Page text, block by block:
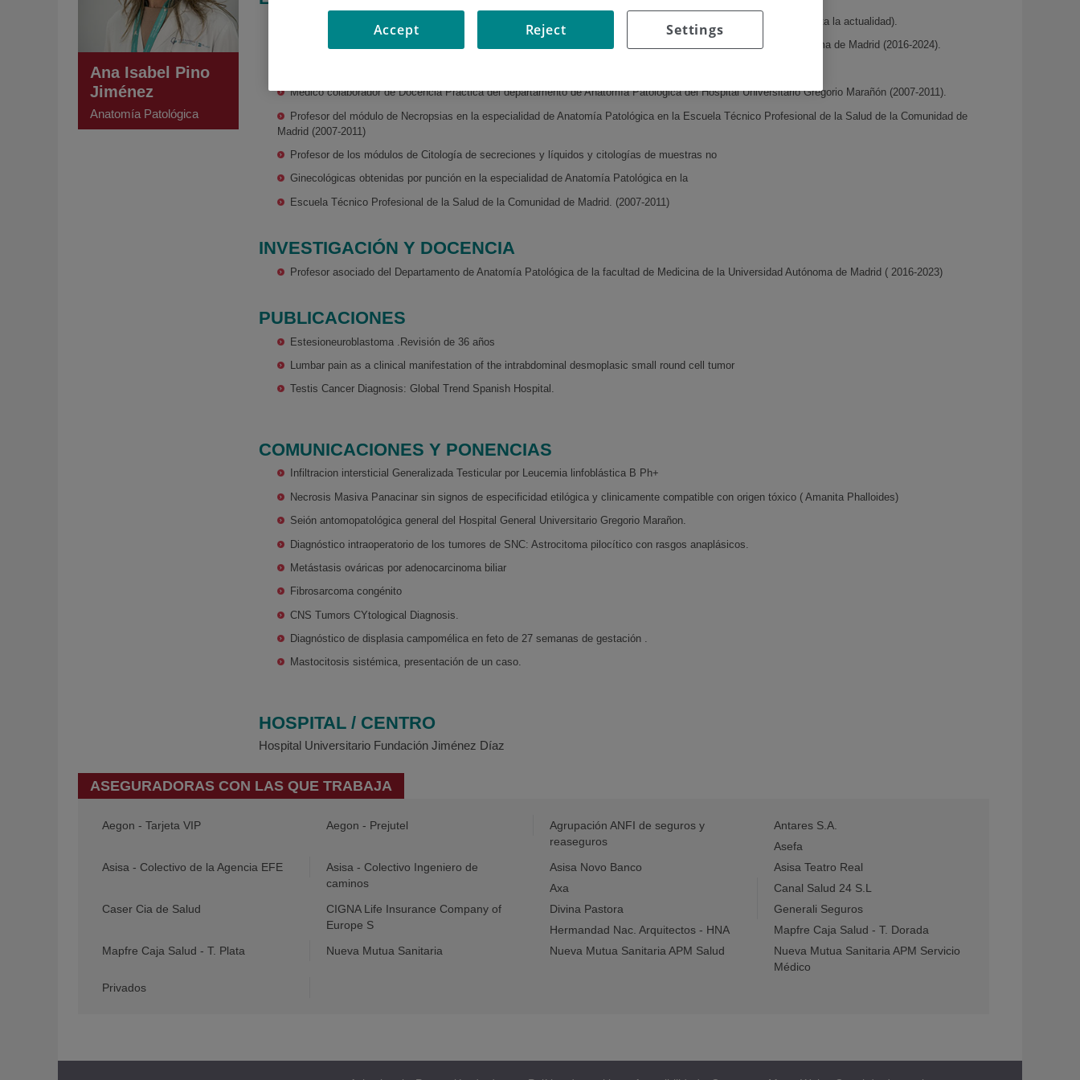
Ana Isabel Pino
Jiménez
Anatomía Patológica
Médico adjunto del servicio de Anatomía Patológica del Hospital Universitario Fundación Jiménez Díaz ( 2011 hasta la actualidad).
Profesor asociado del departamento de Anatomía Patológica de la facultad de Medicina de la Universidad Autónoma de Madrid (2016-2024).
Médico colaborador de Docencia Práctica del departamento de Anatomía Patológica del Hospital Universitario Gregorio Marañón (2007-2011).
Profesor del módulo de Necropsias en la especialidad de Anatomía Patológica en la Escuela Técnico Profesional de la Salud de la Comunidad de
Madrid (2007-2011)
Profesor de los módulos de Citología de secreciones y líquidos y citologías de muestras no
Ginecológicas obtenidas por punción en la especialidad de Anatomía Patológica en la
Escuela Técnico Profesional de la Salud de la Comunidad de Madrid. (2007-2011)
INVESTIGACIÓN Y DOCENCIA
Profesor asociado del Departamento de Anatomía Patológica de la facultad de Medicina de la Universidad Autónoma de Madrid ( 2016-2023)
PUBLICACIONES
Estesioneuroblastoma .Revisión de 36 años
Lumbar pain as a clinical manifestation of the intrabdominal desmoplasic small round cell tumor
Testis Cancer Diagnosis: Global Trend Spanish Hospital.
COMUNICACIONES Y PONENCIAS
Infiltracion intersticial Generalizada Testicular por Leucemia linfoblástica B Ph+
Necrosis Masiva Panacinar sin signos de especificidad etilógica y clinicamente compatible con origen tóxico ( Amanita Phalloides)
Seión antomopatológica general del Hospital General Universitario Gregorio Marañon.
Diagnóstico intraoperatorio de los tumores de SNC: Astrocitoma pilocítico con rasgos anaplásicos.
Metástasis ováricas por adenocarcinoma biliar
Fibrosarcoma congénito
CNS Tumors CYtological Diagnosis.
Diagnóstico de displasia campomélica en feto de 27 semanas de gestación .
Mastocitosis sistémica, presentación de un caso.
HOSPITAL / CENTRO
Hospital Universitario Fundación Jiménez Díaz
ASEGURADORAS CON LAS QUE TRABAJA
Aegon - Tarjeta VIP Aegon - Prejutel
Agrupación ANFI de seguros y
reaseguros
Antares S.A.
Asefa
Asisa - Colectivo de la Agencia EFE
Asisa - Colectivo Ingeniero de
caminos
Asisa Novo Banco
Asisa Teatro Real
Axa
Canal Salud 24 S.L
Caser Cia de Salud
CIGNA Life Insurance Company of
Europe S
Divina Pastora
Generali Seguros
Hermandad Nac. Arquitectos - HNA
Mapfre Caja Salud - T. Dorada
Mapfre Caja Salud - T. Plata
Nueva Mutua Sanitaria Nueva Mutua Sanitaria APM Salud
Nueva Mutua Sanitaria APM Servicio
Médico
Privados
Settings
Reject
Accept